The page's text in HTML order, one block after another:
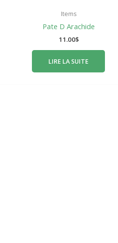
Items
Pate D Arachide
11.00$
LIRE LA SUITE